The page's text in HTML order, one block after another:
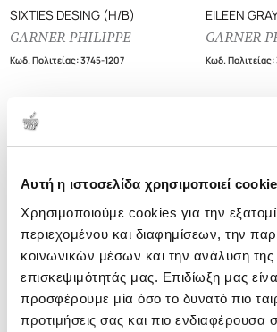
Αυτή η ιστοσελίδα χρησιμοποιεί
Χρησιμοποιούμε cookies για την
περιεχομένου και διαφημίσεων, την
κοινωνικών μέσων και την ανάλυση της
επισκεψιμότητάς μας. Επιδίωξη μας
προσφέρουμε μία όσο το δυνατό πιο
προτιμήσεις σας και πιο ενδιαφέρουσα
SIXTIES DESING (H/B)
GARNER PHILIPPE
Κωδ. Πολιτείας:3745-1207
EILEEN
GARNER
Κωδ. Πολιτείας: